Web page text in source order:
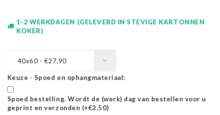
1-2 WERKDAGEN (GELEVERD IN STEVIGE KARTONNEN
KOKER)
40x60 - €27,90
Keuze - Spoed en ophangmateriaal:
Spoed bestelling. Wordt de (werk) dag van bestellen voor u
geprint en verzonden (+€2,50)